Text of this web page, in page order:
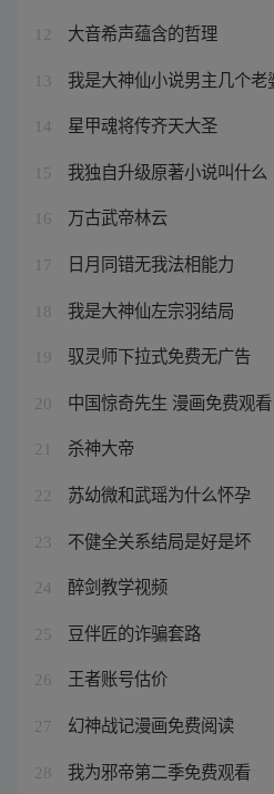
12 大音希声蕴含的哲理
13 我是大神仙小说男主几个老
14 星甲魂将传齐天大圣
15 我独自升级原著小说叫什么
16 万古武帝林云
17 日月同错无我法相能力
18 我是大神仙左宗羽结局
19 驭灵师下拉式免费无广告
20 中国惊奇先生 漫画免费观看
21 杀神大帝
22 苏幼微和武瑶为什么怀孕
23 不健全关系结局是好是坏
24 醉剑教学视频
25 豆伴匠的诈骗套路
26 王者账号估价
27 幻神战记漫画免费阅读
28 我为邪帝第二季免费观看